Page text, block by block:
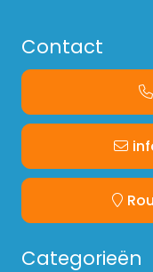
Contact
Categorieën